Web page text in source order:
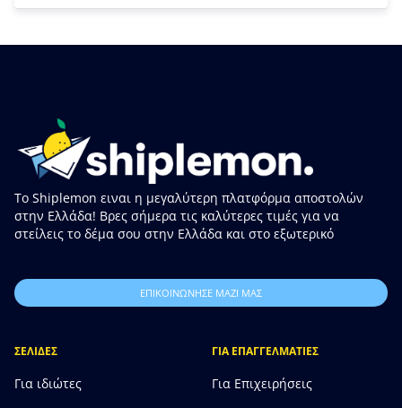
Το Shiplemon ειναι η μεγαλύτερη πλατφόρμα αποστολών
στην Ελλάδα! Βρες σήμερα τις καλύτερες τιμές για να
στείλεις το δέμα σου στην Ελλάδα και στο εξωτερικό
ΕΠΙΚΟΙΝΩΝΗΣΕ ΜΑΖΙ ΜΑΣ
ΣΕΛΙΔΕΣ
Για ιδιώτες
ΓΙΑ ΕΠΑΓΓΕΛΜΑΤΙΕΣ
Για Επιχειρήσεις